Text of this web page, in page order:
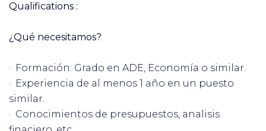
Qualifications :
¿Qué necesitamos?
· Formación: Grado en ADE, Economía o similar.
· Experiencia de al menos 1 año en un puesto
similar.
· Conocimientos de presupuestos, analisis